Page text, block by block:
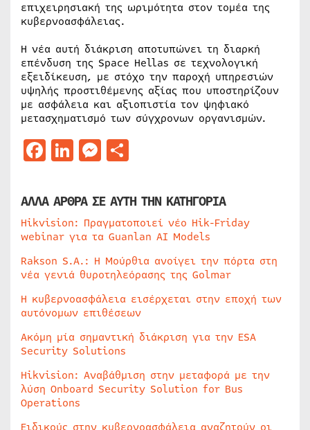
επιχειρησιακή της ωριμότητα στον τομέα της
κυβερνοασφάλειας.
Η νέα αυτή διάκριση αποτυπώνει τη διαρκή
επένδυση της Space Hellas σε τεχνολογική
εξειδίκευση, με στόχο την παροχή υπηρεσιών
υψηλής προστιθέμενης αξίας που υποστηρίζουν
με ασφάλεια και αξιοπιστία τον ψηφιακό
μετασχηματισμό των σύγχρονων οργανισμών.
Facebook
LinkedIn
Messenger
ΑΛΛΑ ΑΡΘΡΑ ΣΕ ΑΥΤΗ ΤΗΝ ΚΑΤΗΓΟΡΙΑ
Hikvision: Πραγματοποιεί νέο Hik-Friday
webinar για τα Guanlan AI Models
Rakson S.A.: Η Μούρθια ανοίγει την πόρτα στη
νέα γενιά θυροτηλεόρασης της Golmar
Η κυβερνοασφάλεια εισέρχεται στην εποχή των
αυτόνομων επιθέσεων
Ακόμη μία σημαντική διάκριση για την ESA
Security Solutions
Hikvision: Αναβάθμιση στην μεταφορά με την
λύση Onboard Security Solution for Bus
Operations